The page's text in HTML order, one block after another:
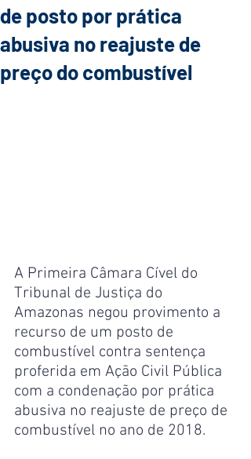
de posto por prática
abusiva no reajuste de
preço do combustível
A Primeira Câmara Cível do
Tribunal de Justiça do
Amazonas negou provimento a
recurso de um posto de
combustível contra sentença
proferida em Ação Civil Pública
com a condenação por prática
abusiva no reajuste de preço de
combustível no ano de 2018.